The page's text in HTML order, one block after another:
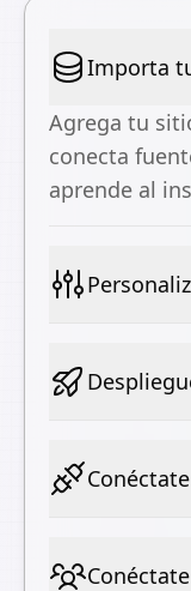
Importa
Agrega tu
conecta
aprende al